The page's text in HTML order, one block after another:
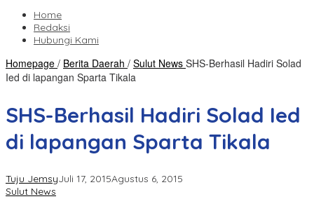
Home
Redaksi
Hubungi Kami
Homepage / Berita Daerah / Sulut News SHS-Berhasil Hadiri Solad
Ied di lapangan Sparta Tikala
SHS-Berhasil Hadiri Solad Ied
di lapangan Sparta Tikala
Tuju JemsyJuli 17, 2015Agustus 6, 2015
Sulut News